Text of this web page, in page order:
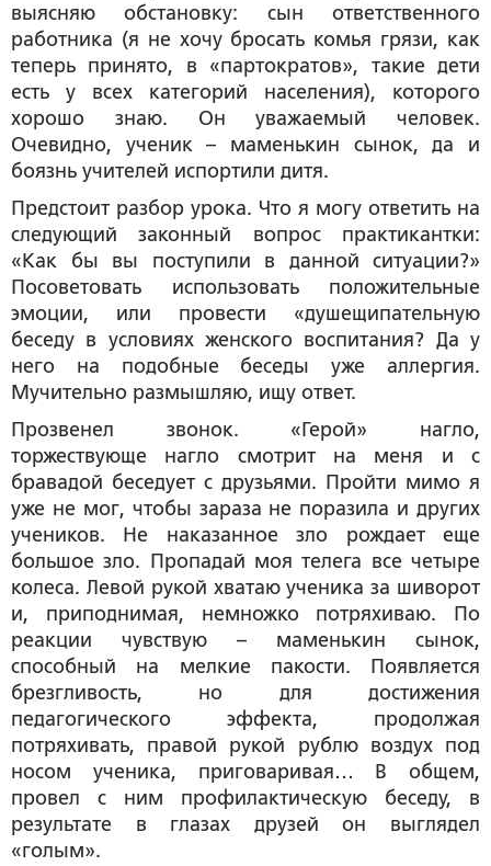
выясняю обстановку: сын ответственного
работника (я не хочу бросать комья грязи, как
теперь принято, в «партократов», такие дети
есть у всех категорий населения), которого
хорошо знаю. Он уважаемый человек.
Очевидно, ученик – маменькин сынок, да и
боязнь учителей испортили дитя.
Предстоит разбор урока. Что я могу ответить на
следующий законный вопрос практикантки:
«Как бы вы поступили в данной ситуации?»
Посоветовать использовать положительные
эмоции, или провести «душещипательную
беседу в условиях женского воспитания? Да у
него на подобные беседы уже аллергия.
Мучительно размышляю, ищу ответ.
Прозвенел звонок. «Герой» нагло,
торжествующе нагло смотрит на меня и с
бравадой беседует с друзьями. Пройти мимо я
уже не мог, чтобы зараза не поразила и других
учеников. Не наказанное зло рождает еще
большое зло. Пропадай моя телега все четыре
колеса. Левой рукой хватаю ученика за шиворот
и, приподнимая, немножко потряхиваю. По
реакции чувствую – маменькин сынок,
способный на мелкие пакости. Появляется
брезгливость, но для достижения
педагогического эффекта, продолжая
потряхивать, правой рукой рублю воздух под
носом ученика, приговаривая… В общем,
провел с ним профилактическую беседу, в
результате в глазах друзей он выглядел
«голым».